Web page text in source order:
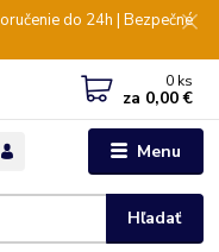
do 24h | Bezpečné
Menu
Hľadať
0 ks
za 0,00 €